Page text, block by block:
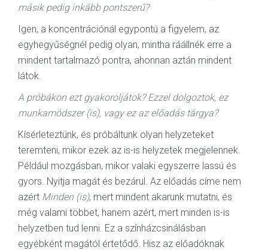
másik pedig inkább pontszerű?
Igen, a koncentrációnál egypontú a figyelem, az
egyhegyűségnél pedig olyan, mintha ráállnék erre a
mindent tartalmazó pontra, ahonnan aztán mindent
látok.
A próbákon ezt gyakoroljátok? Ezzel dolgoztok, ez
munkamódszer (is), vagy ez az előadás tárgya?
Kísérleteztünk, és próbáltunk olyan helyzeteket
teremteni, mikor ezek az is-is helyzetek megjelennek.
Például mozgásban, mikor valaki egyszerre lassú és
gyors. Nyitja magát és bezárul. Az előadás címe nem
azért Minden (is), mert mindent akarunk mutatni, és
még valami többet, hanem azért, mert minden is-is
helyzetben tud lenni. Ez a színházcsinálásban
egyébként magától értetődő. Hisz az előadóknak